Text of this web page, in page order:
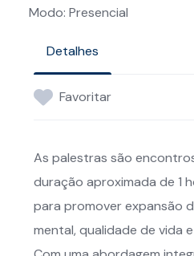
Modo: Presencial
Detalhes
Favoritar
As palestras são
duração aproximada de 1
para promover expansão
mental, qualidade de vida